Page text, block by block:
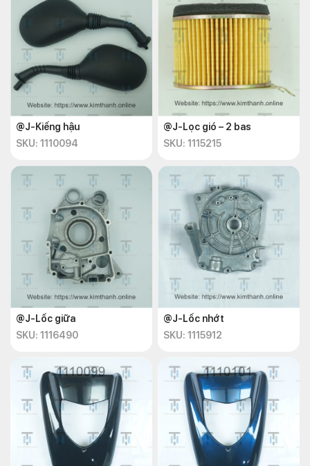
@J-Kiếng hậu
SKU: 1110094
@J-Lọc gió – 2 bas
SKU: 1115215
@J-Lốc giữa
SKU: 1116490
@J-Lốc nhớt
SKU: 1115912